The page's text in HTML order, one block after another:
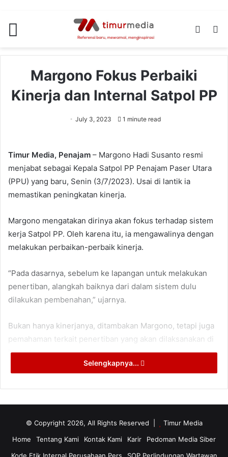
Switch
Margono Fokus Perbaiki
Kinerja dan Internal Satpol PP
July 3, 2023 1 minute read
Timur Media, Penajam – Margono Hadi Susanto resmi
menjabat sebagai Kepala Satpol PP Penajam Paser Utara
(PPU) yang baru, Senin (3/7/2023). Usai di lantik ia
memastikan peningkatan kinerja.
Margono mengatakan dirinya akan fokus terhadap sistem
kerja Satpol PP. Oleh karena itu, ia mengawalinya dengan
melakukan perbaikan-perbaik kinerja.
“Pada dasarnya, sebelum ke lapangan untuk melakukan
penertiban, alangkah baiknya dari dalam sistem dulu
dilakukan pembenahan,” ujarnya.
Bukan hanya kinerjanya, ditambakan Margono, tetapi juga
pemahaman terkait penertiban yang akan dilaksanakan di
lapangan.
menunjang kerja-kerja penertiban. Yakni Kantor Satpol PP
yang permanen yang dapat menunjang setiap program dan
kegiatan yang akan dilakukan dalam lingkup Satpol-PP
Selengkapnya...
© Copyright 2026, All Rights Reserved |
Timur Media
Home
Tentang Kami Kontak Kami Karir
Pedoman Media Siber
Kode Etik Internal Perusahaan Pers
SOP Perlindungan Wartawan